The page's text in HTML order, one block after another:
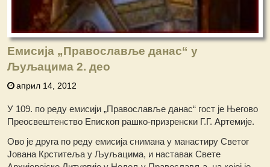
Емисија „Православље данас“ у
Љуљацима 2. део
април 14, 2012
У 109. по реду емисији „Православље данас“ гост је Његово
Преосвештенство Епископ рашко-призренски Г.Г. Артемије.
Ово је друга по реду емисија снимана у манастиру Светог
Јована Крститеља у Љуљацима, и наставак Свете